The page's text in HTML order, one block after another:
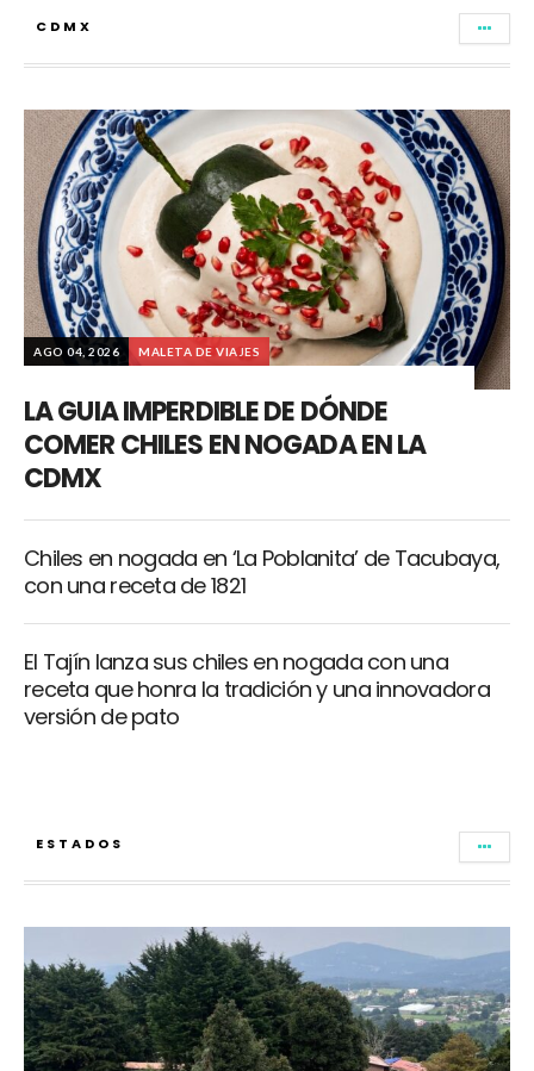
CDMX
AGO 04, 2026 MALETA DE VIAJES
LA GUIA IMPERDIBLE DE DÓNDE
COMER CHILES EN NOGADA EN LA
CDMX
Chiles en nogada en ‘La Poblanita’ de Tacubaya,
con una receta de 1821
El Tajín lanza sus chiles en nogada con una
receta que honra la tradición y una innovadora
versión de pato
ESTADOS